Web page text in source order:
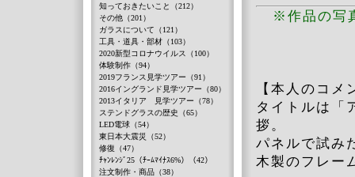
※作品の写
【本人のコメ
タイトルは「
拶。
パネルで試み
木製のフレー
知っておきたいこと（212）
その他（201）
ガラスについて（121）
工具・道具・部材（103）
2020新型コロナウイルス（100）
体験制作（94）
2019フランス見学ツアー（91）
2016イングランド見学ツアー（80）
2013イタリア 見学ツアー（78）
ステンドグラスの歴史（65）
LED電球（54）
東日本大震災（52）
修復（47）
ﾁｬﾝﾚﾝｼﾞ25（ﾁｰﾑﾏｲﾅｽ6%）（42）
注文制作・商品（38）